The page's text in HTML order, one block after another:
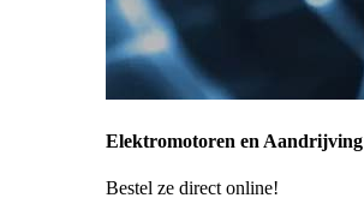
Elektromotoren en Aandrijving
Bestel ze direct online!